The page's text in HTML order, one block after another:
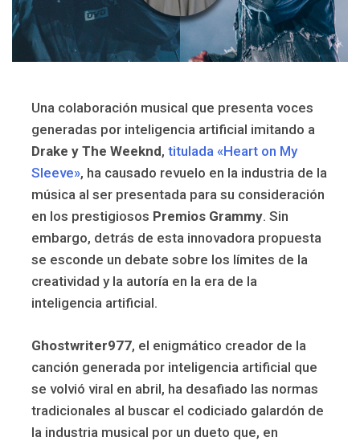
Una colaboración musical que presenta voces
generadas por inteligencia artificial imitando a
Drake y The Weeknd, titulada «Heart on My
Sleeve», ha causado revuelo en la industria de la
música al ser presentada para su consideración
en los prestigiosos Premios Grammy. Sin
embargo, detrás de esta innovadora propuesta
se esconde un debate sobre los límites de la
creatividad y la autoría en la era de la
inteligencia artificial.
Ghostwriter977, el enigmático creador de la
canción generada por inteligencia artificial que
se volvió viral en abril, ha desafiado las normas
tradicionales al buscar el codiciado galardón de
la industria musical por un dueto que, en